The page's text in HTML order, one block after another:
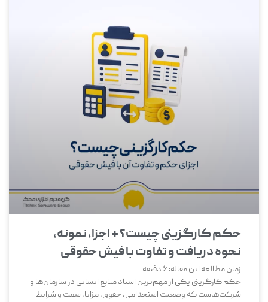
حکم کارگزینی چیست؟ + اجزا، نمونه،
نحوه دریافت و تفاوت با فیش حقوقی
زمان مطالعه این مقاله:6 دقیقه
حکم کارگزینی یکی از مهم‌ترین اسناد منابع انسانی در سازمان‌ها و
شرکت‌هاست که وضعیت استخدامی، حقوق، مزایا، سمت و شرایط